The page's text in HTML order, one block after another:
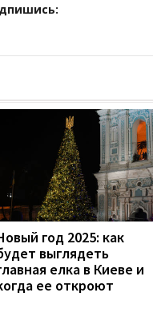
год 2025: как
выглядеть
елка в Киеве и
ее откроют